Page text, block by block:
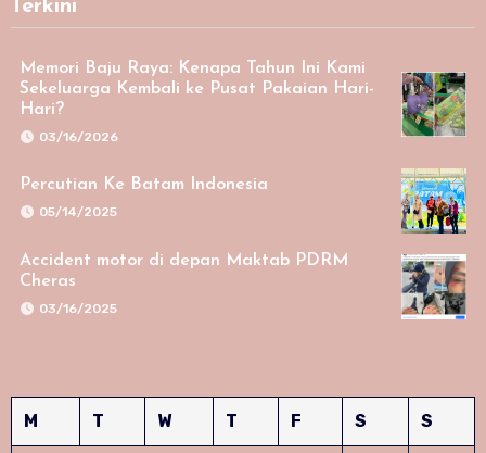
Terkini
Memori Baju Raya: Kenapa Tahun Ini Kami
Sekeluarga Kembali ke Pusat Pakaian Hari-
Hari?
03/16/2026
Percutian Ke Batam Indonesia
05/14/2025
Accident motor di depan Maktab PDRM
Cheras
03/16/2025
M T W T F S S